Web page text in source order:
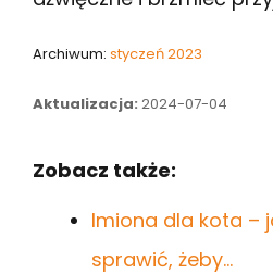
Archiwum: styczeń 2023
Aktualizacja: 2024-07-04
Zobacz także:
Imiona dla kota –
sprawić, żeby…